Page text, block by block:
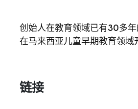
创始人在教育领域已有30多
在马来西亚儿童早期教育领域
链接